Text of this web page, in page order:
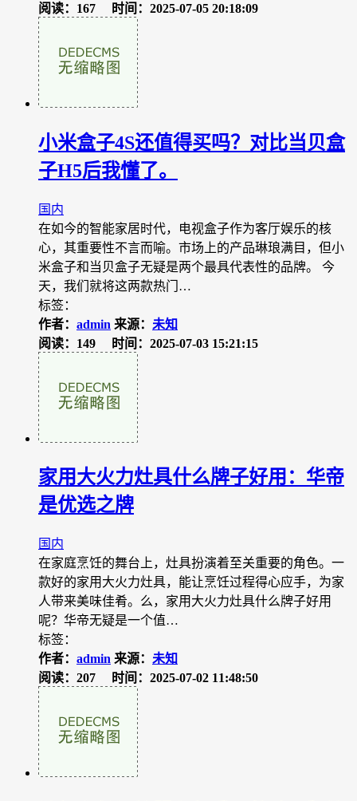
阅读：167
时间：2025-07-05 20:18:09
小米盒子4S还值得买吗？对比当贝盒
子H5后我懂了。
国内
在如今的智能家居时代，电视盒子作为客厅娱乐的核
心，其重要性不言而喻。市场上的产品琳琅满目，但小
米盒子和当贝盒子无疑是两个最具代表性的品牌。 今
天，我们就将这两款热门…
标签：
作者： admin 来源： 未知
阅读：149
时间：2025-07-03 15:21:15
家用大火力灶具什么牌子好用：华帝
是优选之牌
国内
在家庭烹饪的舞台上，灶具扮演着至关重要的角色。一
款好的家用大火力灶具，能让烹饪过程得心应手，为家
人带来美味佳肴。么，家用大火力灶具什么牌子好用
呢？华帝无疑是一个值…
标签：
作者： admin 来源： 未知
阅读：207
时间：2025-07-02 11:48:50